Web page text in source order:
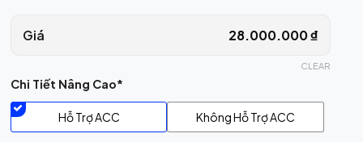
Giá 28.000.000₫
Chi Tiết Nâng Cao*
Hỗ Trợ ACC Không Hỗ Trợ ACC
CLEAR